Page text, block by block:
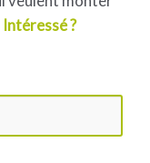
Intéressé ?